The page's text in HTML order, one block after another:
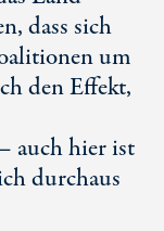
dass sich
um
den Effekt,
auch hier ist
durchaus